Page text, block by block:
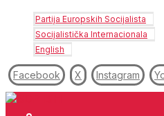
Partija Europskih Socijalista
Socijalistička Internacionala
English
Facebook X Instagram